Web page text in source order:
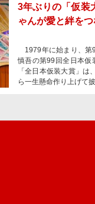
3年ぶりの「仮
ゃんが愛と絆をつ
1979年に始まり、第
慎吾の第99回全日本
「全日本仮装大賞」
ら一生懸命作り上げて